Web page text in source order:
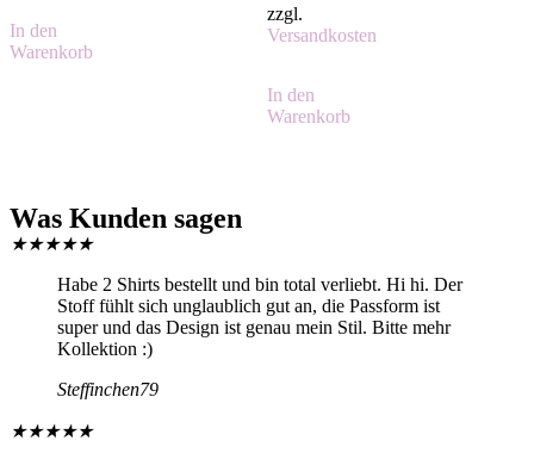
In den
Warenkorb
zzgl.
Versandkosten
In den
Warenkorb
Was Kunden sagen
★★★★★
Habe 2 Shirts bestellt und bin total verliebt. Hi hi. Der
Stoff fühlt sich unglaublich gut an, die Passform ist
super und das Design ist genau mein Stil. Bitte mehr
Kollektion :)
Steffinchen79
★★★★★